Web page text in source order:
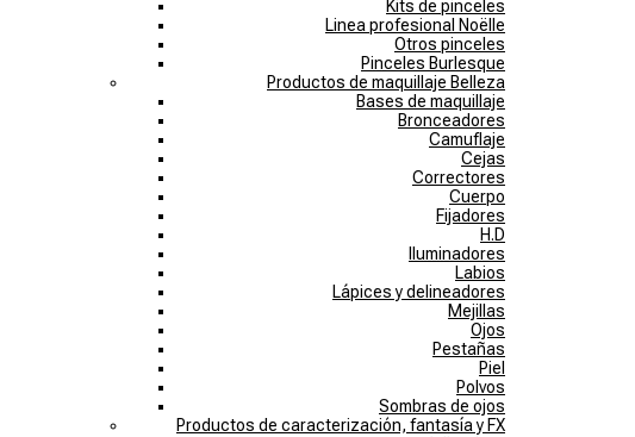
Kits de pinceles
Linea profesional Noëlle
Otros pinceles
Pinceles Burlesque
Productos de maquillaje Belleza
Bases de maquillaje
Bronceadores
Camuflaje
Cejas
Correctores
Cuerpo
Fijadores
H.D
Iluminadores
Labios
Lápices y delineadores
Mejillas
Ojos
Pestañas
Piel
Polvos
Sombras de ojos
Productos de caracterización, fantasía y FX